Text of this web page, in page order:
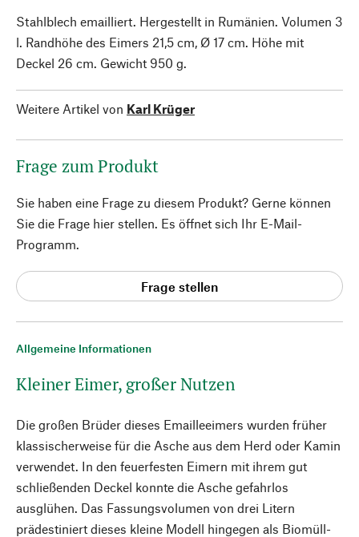
Allgemeine Informationen
Kleiner Eimer, großer Nutzen
Die großen Brüder dieses Emailleeimers wurden früher
klassischerweise für die Asche aus dem Herd oder Kamin
verwendet. In den feuerfesten Eimern mit ihrem gut
schließenden Deckel konnte die Asche gefahrlos
ausglühen. Das Fassungsvolumen von drei Litern
prädestiniert dieses kleine Modell hingegen als Biomüll-
Stahlblech emailliert. Hergestellt in Rumänien. Volumen 3
l. Randhöhe des Eimers 21,5 cm, Ø 17 cm. Höhe mit
Deckel 26 cm. Gewicht 950 g.
Weitere Artikel von Karl Krüger
Frage zum Produkt
Sie haben eine Frage zu diesem Produkt? Gerne können
Sie die Frage hier stellen. Es öffnet sich Ihr E-Mail-
Programm.
Frage stellen